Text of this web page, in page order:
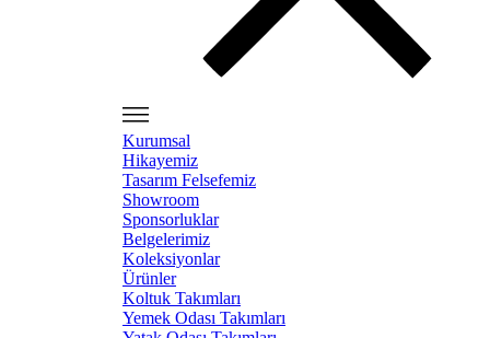
Kurumsal
Hikayemiz
Tasarım Felsefemiz
Showroom
Sponsorluklar
Belgelerimiz
Koleksiyonlar
Ürünler
Koltuk Takımları
Yemek Odası Takımları